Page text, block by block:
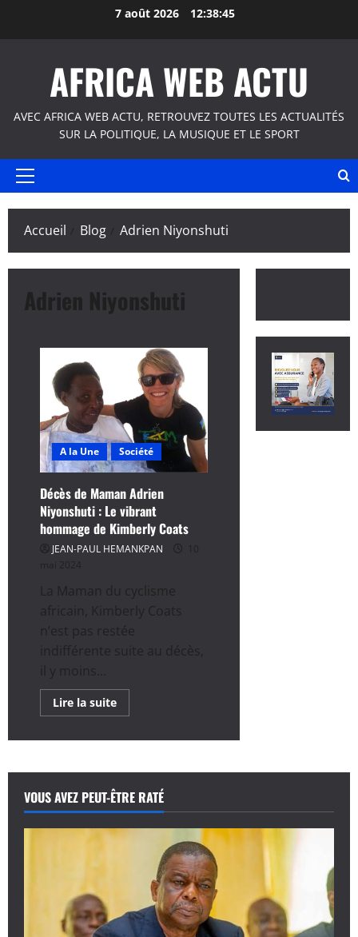
7 août 2026 12:38:45
AFRICA WEB ACTU
AVEC AFRICA WEB ACTU, RETROUVEZ TOUTES LES ACTUALITÉS
SUR LA POLITIQUE, LA MUSIQUE ET LE SPORT
Menu
Accueil Blog Adrien Niyonshuti
Adrien Niyonshuti
A la Une Société
Décès de Maman Adrien
Niyonshuti : Le vibrant
hommage de Kimberly Coats
JEAN-PAUL HEMANKPAN
10
mai 2024
La Maman du cyclisme
africain, Kimberly Coats
n’est pas restée
indifférente suite au décès,
il y moins...
Lire la suiteEn
savoir
Maman
Niyonshuti
:
Le
vibrant
hommage
Kimberly
VOUS AVEZ PEUT-ÊTRE RATÉ